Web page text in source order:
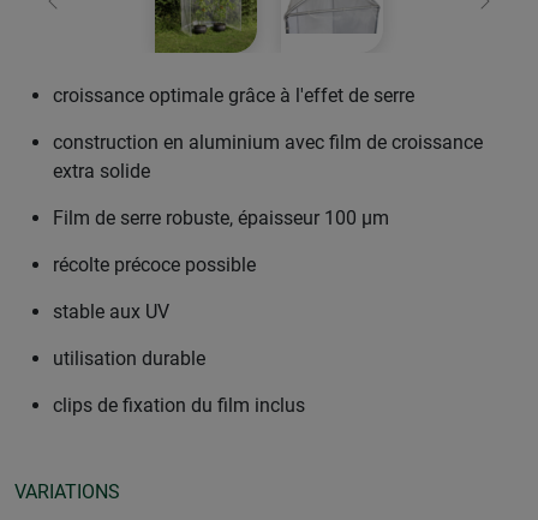
retour
croissance optimale grâce à l'effet de serre
construction en aluminium avec film de croissance
extra solide
Film de serre robuste, épaisseur 100 µm
récolte précoce possible
stable aux UV
utilisation durable
clips de fixation du film inclus
VARIATIONS